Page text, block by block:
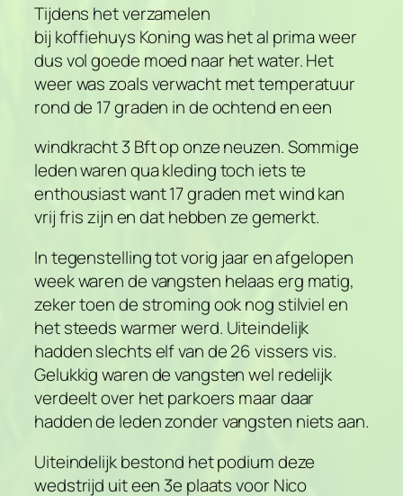
Tijdens het verzamelen
bij koffiehuys Koning was het al prima weer
dus vol goede moed naar het water. Het
weer was zoals verwacht met temperatuur
rond de 17 graden in de ochtend en een
windkracht 3 Bft op onze neuzen. Sommige
leden waren qua kleding toch iets te
enthousiast want 17 graden met wind kan
vrij fris zijn en dat hebben ze gemerkt.
In tegenstelling tot vorig jaar en afgelopen
week waren de vangsten helaas erg matig,
zeker toen de stroming ook nog stilviel en
het steeds warmer werd. Uiteindelijk
hadden slechts elf van de 26 vissers vis.
Gelukkig waren de vangsten wel redelijk
verdeelt over het parkoers maar daar
hadden de leden zonder vangsten niets aan.
Uiteindelijk bestond het podium deze
wedstrijd uit een 3e plaats voor Nico